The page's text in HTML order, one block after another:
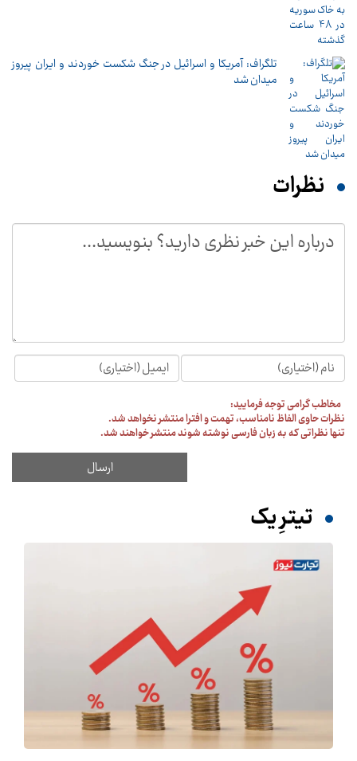
تلگراف: آمریکا و اسرائیل در جنگ شکست خوردند و ایران پیروز
میدان شد
نظرات
مخاطب گرامی توجه فرمایید:
نظرات حاوی الفاظ نامناسب، تهمت و افترا منتشر نخواهد شد.
تنها نظراتی که به زبان فارسی نوشته شوند منتشر خواهند شد.
تیترِ یک